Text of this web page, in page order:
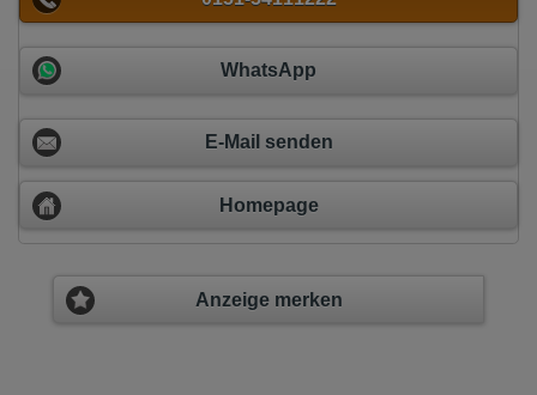
WhatsApp
E-Mail senden
Homepage
Anzeige merken